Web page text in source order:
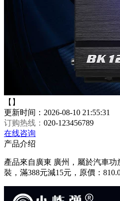
【】
更新时间：2026-08-10 21:55:31
订购热线： 020-123456789
在线咨询
产品介绍
產品來自廣東 廣州，屬於汽車
裝，滿388元減15元，原價：